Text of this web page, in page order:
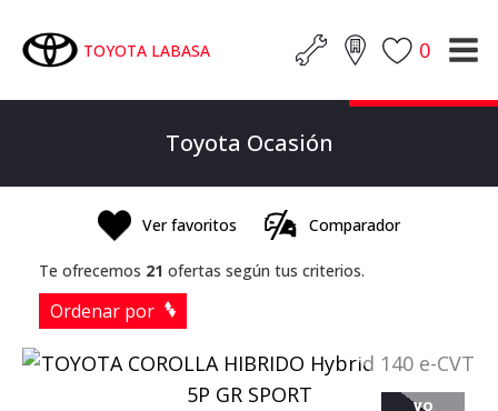
TOYOTA LABASA 0
Toyota Ocasión
Ver favoritos Comparador
Te ofrecemos 21 ofertas según tus criterios.
Ordenar por
VO